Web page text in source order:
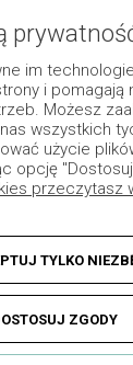
i dostawa
Moje konto
Pozostałe
im
i
Możesz
wszystkich
użycie
opcję
przeczytasz
TYLKO
ZGODY